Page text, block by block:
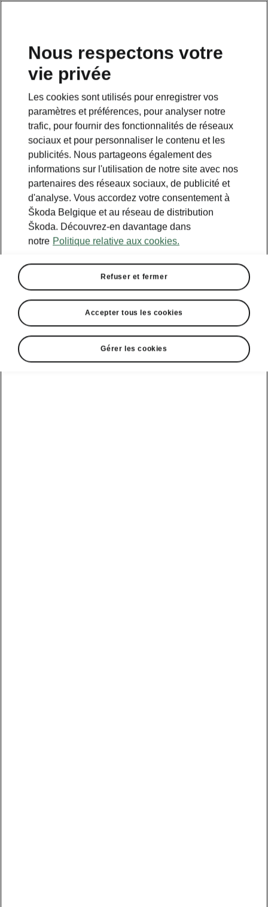
Planifiez ici votre voyage
Legend
Powerpass stations
Selected partners
IONITY
Standard stations
Nous respectons votre
vie privée
Les cookies sont utilisés pour enregistrer vos
paramètres et préférences, pour analyser notre
trafic, pour fournir des fonctionnalités de réseaux
sociaux et pour personnaliser le contenu et les
publicités. Nous partageons également des
informations sur l'utilisation de notre site avec nos
partenaires des réseaux sociaux, de publicité et
d'analyse. Vous accordez votre consentement à
Škoda Belgique et au réseau de distribution
Škoda. Découvrez-en davantage dans
notre Politique relative aux cookies.
Refuser et fermer
Accepter tous les cookies
Gérer les cookies